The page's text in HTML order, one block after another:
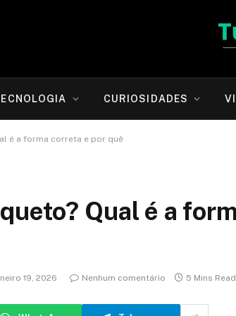
CURIOSIDADES
é a forma correta e por quê
Qual é a
19, 2026 Nenhum comentário 5 Mins Read